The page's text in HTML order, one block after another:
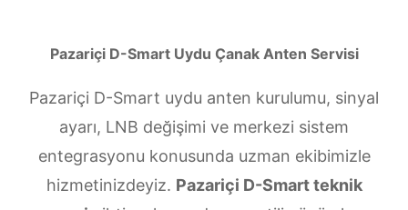
Pazariçi D-Smart Uydu Çanak Anten Servisi
Pazariçi D-Smart uydu anten kurulumu, sinyal
ayarı, LNB değişimi ve merkezi sistem
entegrasyonu konusunda uzman ekibimizle
hizmetinizdeyiz. Pazariçi D-Smart teknik